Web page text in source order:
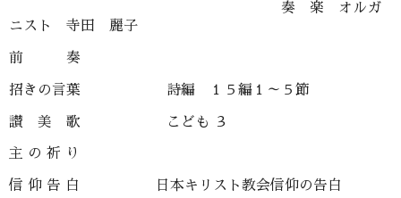
奏 楽 オルガ
ニスト 寺田 麗子
前 奏
招きの言葉 詩編 １５編１～５節
讃 美 歌 こども ３
主 の 祈 り
信 仰 告 白 日本キリスト教会信仰の告白